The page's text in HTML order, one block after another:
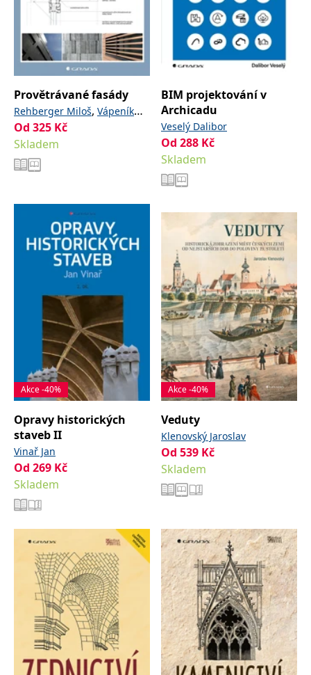
Provětrávané fasády
Rehberger Miloš, Vápeník
Ondřej
Od 325 Kč
Skladem
BIM projektování v
Archicadu
Veselý Dalibor
Od 288 Kč
Skladem
Akce -40%
Opravy historických
staveb II
Vinař Jan
Od 269 Kč
Skladem
Akce -40%
Veduty
Klenovský Jaroslav
Od 539 Kč
Skladem